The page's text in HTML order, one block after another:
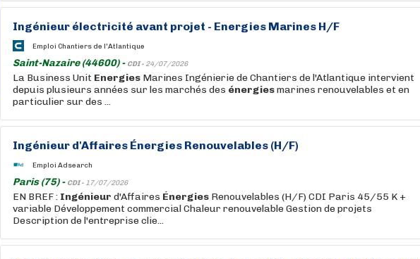
Ingénieur électricité avant projet - Energies Marines H/F
Emploi Chantiers de l'Atlantique
Saint-Nazaire (44600) - CDI - 24/07/2026
La Business Unit Energies Marines Ingénierie de Chantiers de l'Atlantique intervient
depuis plusieurs années sur les marchés des énergiesmarines renouvelables et en
particulier sur des ...
Ingénieur d'Affaires Énergies Renouvelables (H/F)
Emploi Adsearch
Paris (75) - CDI - 17/07/2026
EN BREF : Ingénieur d'Affaires Énergies Renouvelables (H/F) CDI Paris 45/55 K +
variable Développement commercial Chaleur renouvelable Gestion de projets
Description de l'entreprise clie...